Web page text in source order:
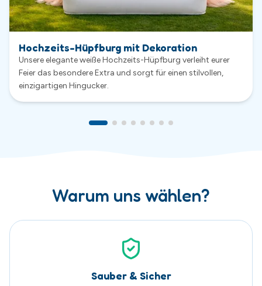
Warum uns wählen?
Sauber & Sicher
werden nach jeder Vermietung gründlich gereinigt,
Viele unserer Hüpfburgen wurden speziell für uns
Event zu einem echten Highlight mit einzigartigem